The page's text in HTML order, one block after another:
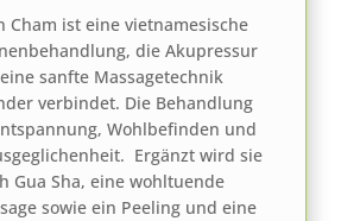
Cham ist eine vietnamesische
die Akupressur
sanfte Massagetechnik
verbindet. Die Behandlung
Wohlbefinden und
Ergänzt wird sie
Gua Sha, eine wohltuende
sowie ein Peeling und eine